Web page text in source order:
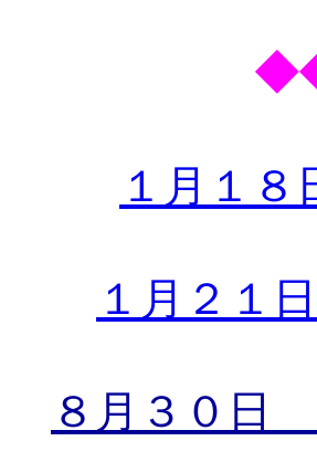
１月１
１月２１
８月３０日